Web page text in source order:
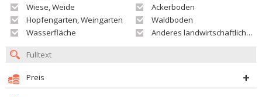
Wiese, Weide
Ackerboden
Hopfengarten, Weingarten
Waldboden
Wasserfläche
Anderes landwirtschaftliches Grundstück
Preis